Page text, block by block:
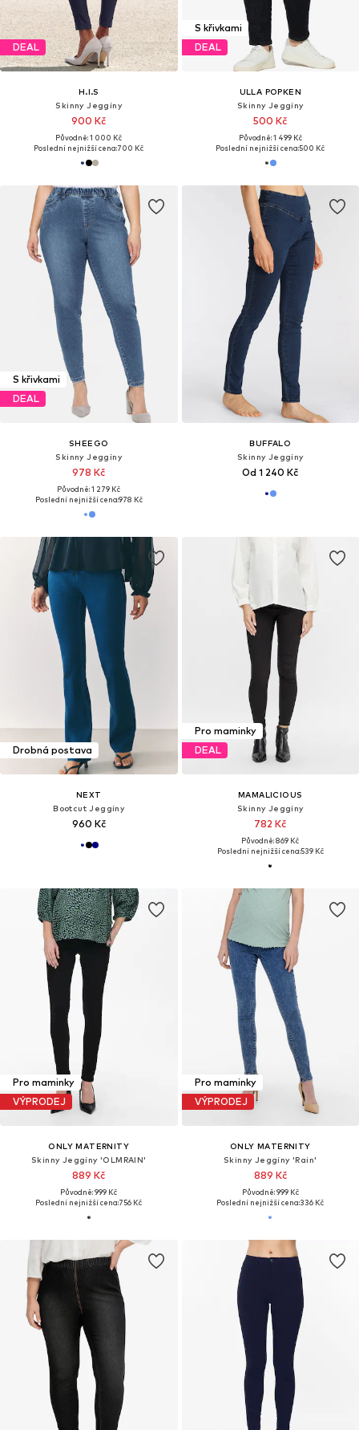
DEAL
H.I.S
Skinny Jeggíny
900 Kč
Původně: 1 000 Kč
Poslední nejnižší cena:700 Kč
S křivkami
DEAL
ULLA POPKEN
Skinny Jeggíny
500 Kč
Původně: 1 499 Kč
Poslední nejnižší cena:500 Kč
S křivkami
DEAL
SHEEGO
Skinny Jeggíny
978 Kč
Původně: 1 279 Kč
Poslední nejnižší cena:978 Kč
BUFFALO
Skinny Jeggíny
Od 1 240 Kč
Drobná postava
NEXT
Bootcut Jeggíny
960 Kč
Pro maminky
DEAL
MAMALICIOUS
Skinny Jeggíny
782 Kč
Původně: 869 Kč
Poslední nejnižší cena:539 Kč
Pro maminky
VÝPRODEJ
ONLY MATERNITY
Skinny Jeggíny 'OLMRAIN'
889 Kč
Původně: 999 Kč
Poslední nejnižší cena:756 Kč
Pro maminky
VÝPRODEJ
ONLY MATERNITY
Skinny Jeggíny 'Rain'
889 Kč
Původně: 999 Kč
Poslední nejnižší cena:336 Kč